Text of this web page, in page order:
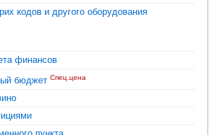
кодов и другого оборудования
финансов
бюджет Спец.цена